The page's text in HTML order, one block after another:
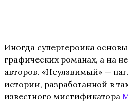
Иногда супергероика
графических романах, а на
авторов. «Неуязвимый» —
истории, разработанной в
известного мистификатора